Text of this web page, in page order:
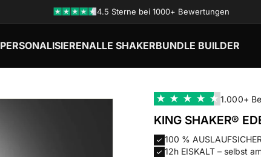
4.5 Sterne bei 1000+ Bewertungen
PERSONALISIERENALLE SHAKERBUNDLE BUILDER
★ ★ ★ ★ ★ 1.000+
KING SHAKER®
100 %
12h EISKALT – selbst